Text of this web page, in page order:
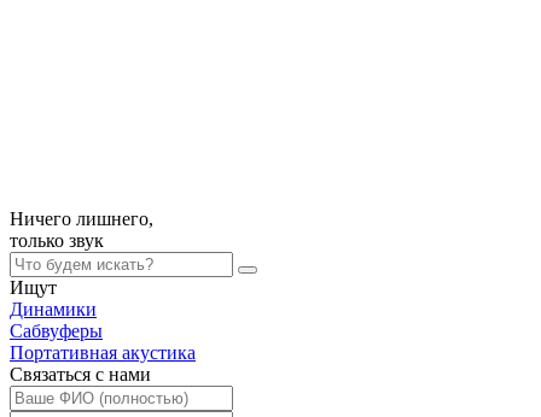
Ничего лишнего,
только звук
Ищут
Динамики
Сабвуферы
Портативная акустика
Связаться с нами